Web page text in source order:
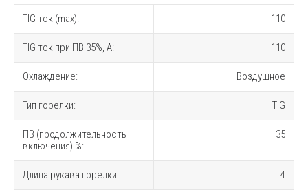
TIG ток (max): 110
TIG ток при ПВ 35%, A: 110
Охлаждение: Воздушное
Тип горелки: TIG
ПВ (продолжительность
включения) %:
35
Длина рукава горелки: 4